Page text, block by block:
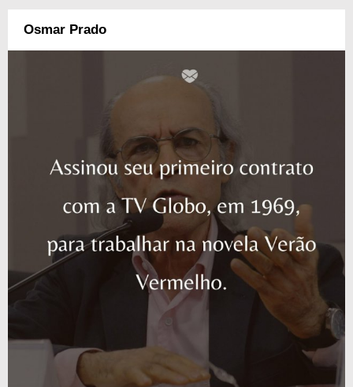
Osmar Prado